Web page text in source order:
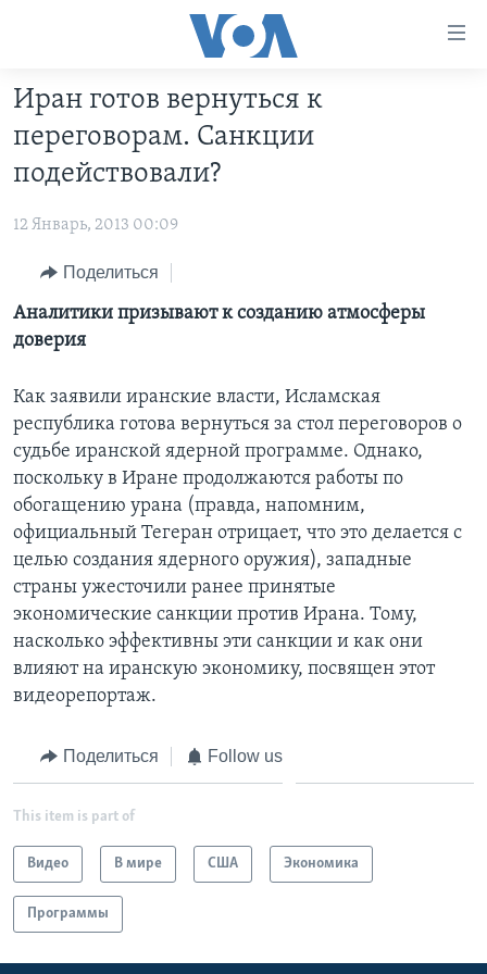
Перейти
на
основной
контент
навигации
Перейти
ГЛАВНОЕ
ПРОГРАММЫ
НОВОСТИ ЗА МИНУТУ
ИТОГИ
ПОЧЕМУ ЭТО ВАЖНО?
ДИСКУССИЯ VOA
ДЕТАЛИ
НЬЮ-ЙОРК NEW YORK
АМЕРИКА. БОЛЬШОЕ ПУТЕШЕСТВИЕ
УЧИМ АНГЛИЙСКИЙ
НАША АМЕРИКАНСКАЯ ИСТОРИЯ
А КАК В АМЕРИКЕ?
АРТЕФАКТЫ
АМЕРИКАНСКИЕ ГОРОДКИ
ТЕСТЫ
ЭКСПЕРТИЗА
ИНТЕРВЬЮ
ФАКТЫ ПРОТИВ ФЕЙКОВ
ЗА СВОБОДУ ПРЕССЫ
УЧИМ АНГЛИЙСКИЙ
ВИДЕО
ПОДПИСКА НА НОВОСТИ
Learning English
СОЦИАЛЬНЫЕ СЕТИ
Иран готов вернуться к
переговорам. Санкции
подействовали?
12 Январь, 2013 00:09
Поделиться
Аналитики призывают к созданию атмосферы
доверия
Как заявили иранские власти, Исламская
республика готова вернуться за стол переговоров о
судьбе иранской ядерной программе. Однако,
поскольку в Иране продолжаются работы по
обогащению урана (правда, напомним,
официальный Тегеран отрицает, что это делается с
целью создания ядерного оружия), западные
страны ужесточили ранее принятые
экономические санкции против Ирана. Тому,
насколько эффективны эти санкции и как они
влияют на иранскую экономику, посвящен этот
видеорепортаж.
Поделиться Follow us
This item is part of
Видео В мире США Экономика
Программы